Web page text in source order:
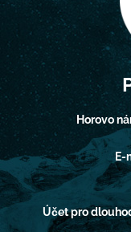
Horovo
E-
Účet pro